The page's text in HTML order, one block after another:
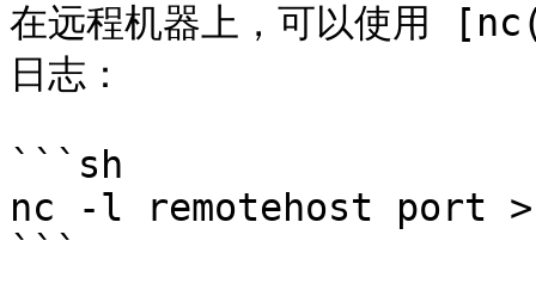
在远程机器上，可以使用
日志：
```sh
nc -l remotehost port
```